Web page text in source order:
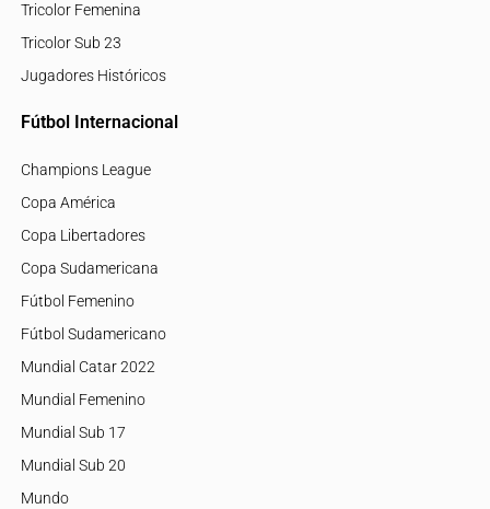
Tricolor Femenina
Tricolor Sub 23
Jugadores Históricos
Fútbol Internacional
Champions League
Copa América
Copa Libertadores
Copa Sudamericana
Fútbol Femenino
Fútbol Sudamericano
Mundial Catar 2022
Mundial Femenino
Mundial Sub 17
Mundial Sub 20
Mundo